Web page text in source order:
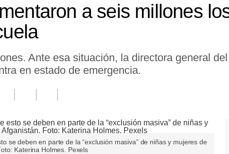
a seis millones
Ante esa situación, la directora general
en estado de emergencia.
se deben en parte de la “exclusión masiva” de niñas y mujeres de
Katerina Holmes. Pexels